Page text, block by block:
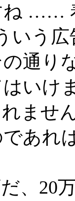
……
いう
通り
いけ
ませ
あれ
、20